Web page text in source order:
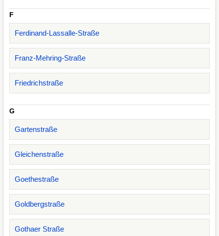
F
Ferdinand-Lassalle-Straße
Franz-Mehring-Straße
Friedrichstraße
G
Gartenstraße
Gleichenstraße
Goethestraße
Goldbergstraße
Gothaer Straße